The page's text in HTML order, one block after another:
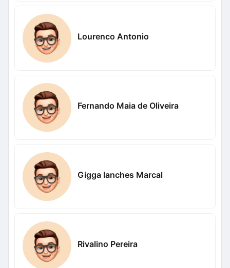
Lourenco Antonio
Fernando Maia de Oliveira
Gigga lanches Marcal
Rivalino Pereira